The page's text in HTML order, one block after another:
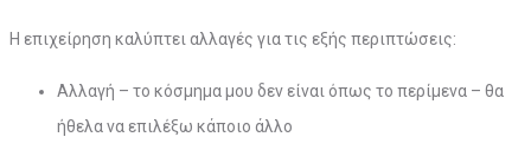
Η επιχείρηση καλύπτει αλλαγές για τις εξής περιπτώσεις:
Αλλαγή – το κόσμημα μου δεν είναι όπως το περίμενα – θα
ήθελα να επιλέξω κάποιο άλλο